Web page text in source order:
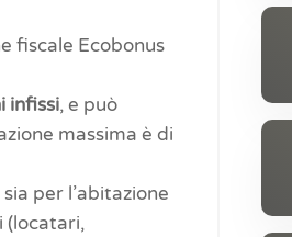
fiscale Ecobonus
infissi, e può
massima è di
per l’abitazione
(locatari,